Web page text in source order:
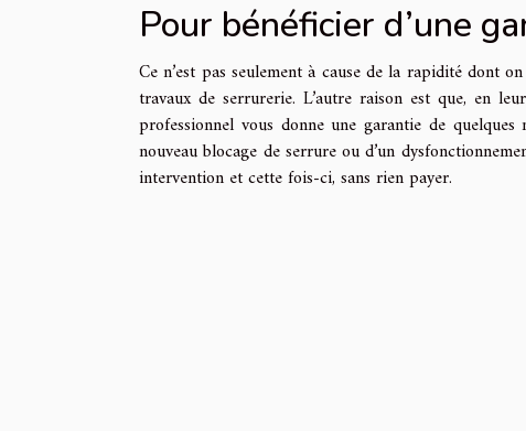
Pour bénéficier d’une
Ce n’est pas seulement à cause de la rapidité dont
travaux de serrurerie. L’autre raison est que, en
professionnel vous donne une garantie de
nouveau blocage de serrure ou d’un
intervention et cette fois-ci, sans rien payer.